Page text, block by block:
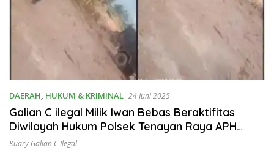
DAERAH, HUKUM & KRIMINAL 24 Juni 2025
Galian C ilegal Milik Iwan Bebas Beraktifitas
Diwilayah Hukum Polsek Tenayan Raya APH
Bungkam Seolah Tak Berkutik Menindaklanjuti
Kuary Galian C Ilegal